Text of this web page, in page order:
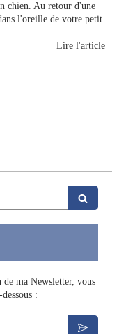
chien. Au retour d'une
l'oreille de votre petit
Lire l'article
ma Newsletter, vous
: